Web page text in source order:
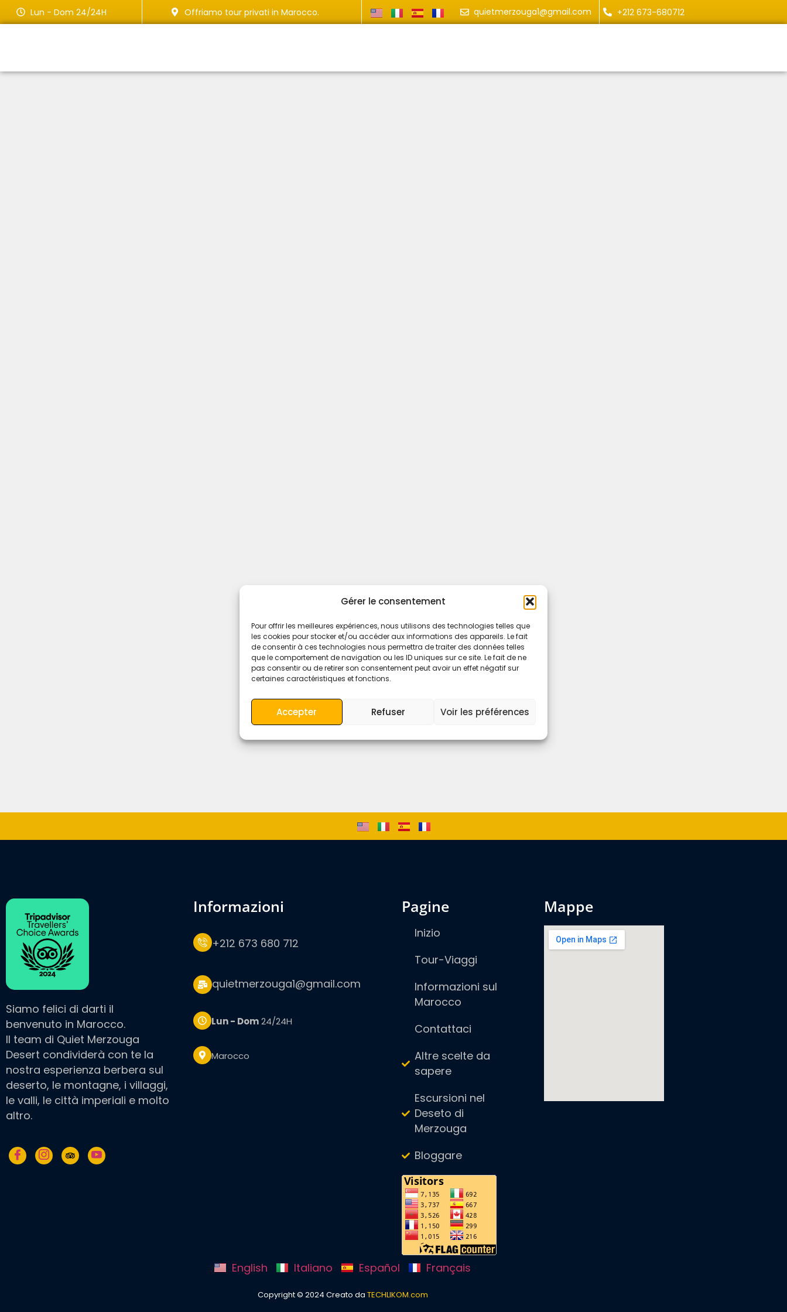
Gérer le consentement
Pour offrir les meilleures expériences, nous utilisons des technologies telles que
les cookies pour stocker et/ou accéder aux informations des appareils. Le fait
de consentir à ces technologies nous permettra de traiter des données telles
que le comportement de navigation ou les ID uniques sur ce site. Le fait de ne
pas consentir ou de retirer son consentement peut avoir un effet négatif sur
certaines caractéristiques et fonctions.
Accepter Refuser Voir les préférences
Lun - Dom 24/24H Offriamo tour privati in Marocco. quietmerzouga1@gmail.com +212 673-680712
Siamo felici di darti il
benvenuto in Marocco.
Il team di Quiet Merzouga
Desert condividerà con te la
nostra esperienza berbera sul
deserto, le montagne, i villaggi,
le valli, le città imperiali e molto
altro.
informazioni
+212 673 680 712
quietmerzouga1@gmail.com
Lun - Dom24/24H
Marocco
pagine
Inizio
Tour-Viaggi
Informazioni sul
Marocco
Contattaci
Altre scelte da
sapere
Escursioni nel
Deseto di
Merzouga
Bloggare
mappe
English Italiano Español Français
Copyright © 2024 Creato da TECHLIKOM.com